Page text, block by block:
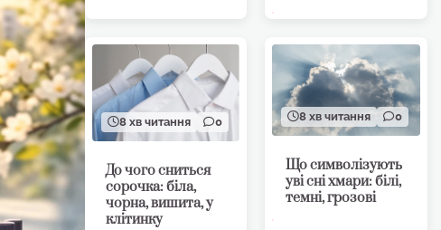
8 хв читання 0
До чого сниться
сорочка: біла,
чорна, вишита, у
клітинку
8 хв читання 0
Що символізують
уві сні хмари: білі,
темні, грозові